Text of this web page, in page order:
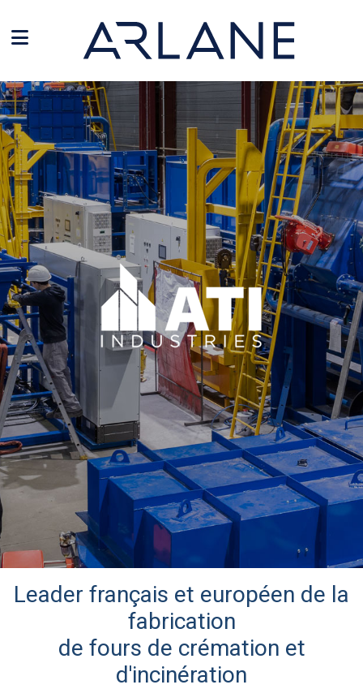
Leader français et européen de la
fabrication
de fours de crémation et
d'incinération